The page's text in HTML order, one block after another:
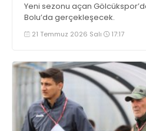
Yeni sezonu açan
Bolu’da gerçekleşecek.
21 Temmuz 2026 Salı 17:17